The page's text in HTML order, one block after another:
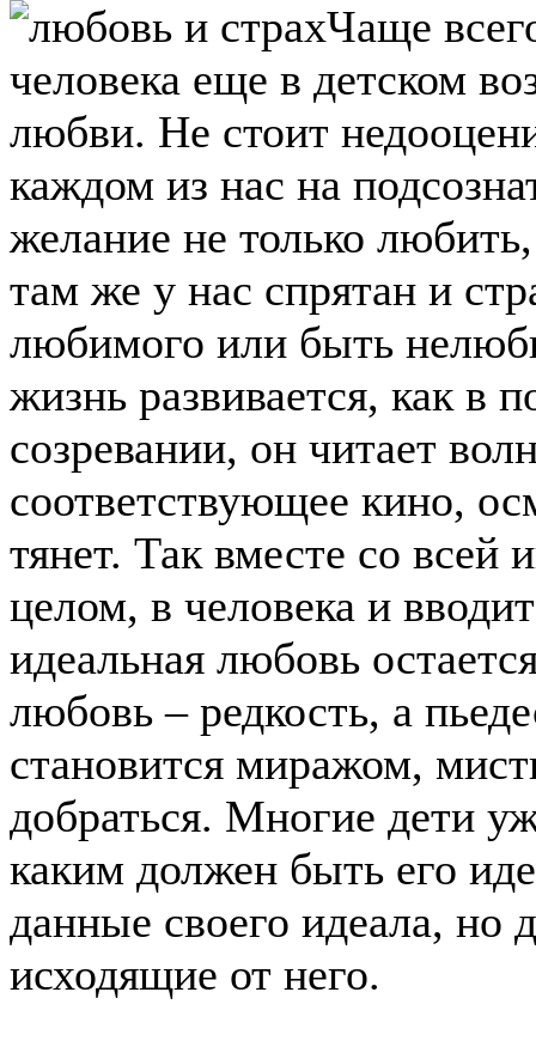
Чаще
человека еще в детском
любви. Не стоит
каждом из нас на
желание не только
там же у нас спрятан и
любимого или быть
жизнь развивается, как в
созревании, он читает
соответствующее кино,
тянет. Так вместе со
целом, в человека и
идеальная любовь
любовь – редкость, а
становится миражом,
добраться. Многие дети
каким должен быть его
данные своего идеала, но
исходящие от него.